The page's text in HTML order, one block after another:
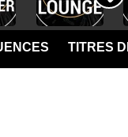
TITRES